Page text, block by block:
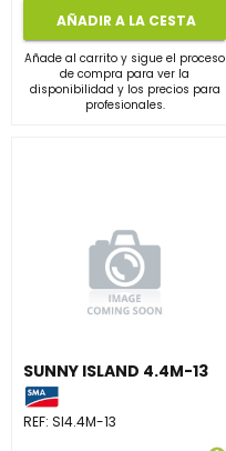
AÑADIR A LA CESTA
Añade al carrito y sigue el proceso
de compra para ver la
disponibilidad y los precios para
profesionales.
SUNNY ISLAND 4.4M-13
REF: SI4.4M-13